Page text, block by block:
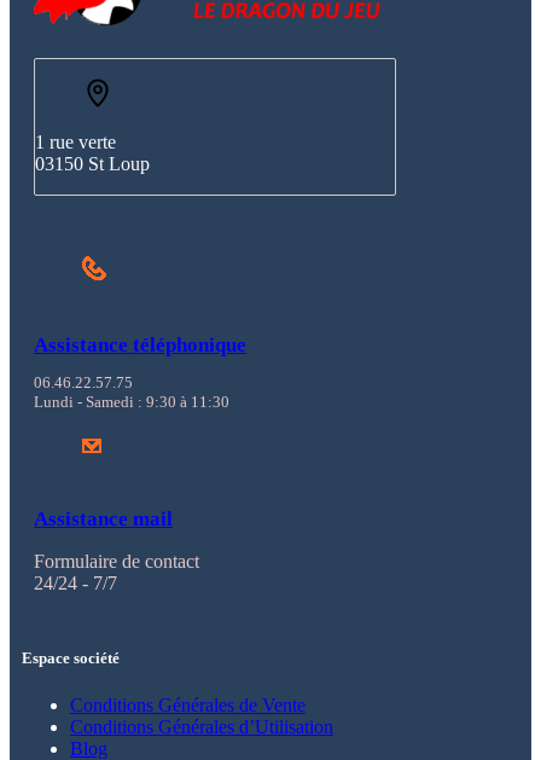
1 rue verte
03150 St Loup
Assistance téléphonique
06.46.22.57.75
Lundi - Samedi : 9:30 à 11:30
Assistance mail
Formulaire de contact
24/24 - 7/7
Espace société
Conditions Générales de Vente
Conditions Générales d’Utilisation
Blog